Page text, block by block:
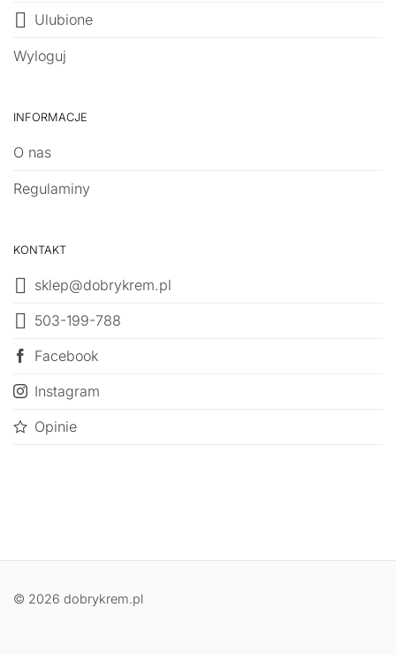
Ulubione
Wyloguj
INFORMACJE
O nas
Regulaminy
KONTAKT
sklep@dobrykrem.pl
503-199-788
Facebook
Instagram
Opinie
© 2026 dobrykrem.pl